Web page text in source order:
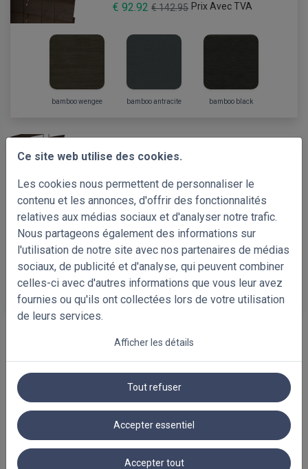
Ce site web utilise des cookies.
Les cookies nous permettent de personnaliser le
contenu et les annonces, d'offrir des fonctionnalités
relatives aux médias sociaux et d'analyser notre trafic.
Nous partageons également des informations sur
l'utilisation de notre site avec nos partenaires de médias
sociaux, de publicité et d'analyse, qui peuvent combiner
celles-ci avec d'autres informations que vous leur avez
fournies ou qu'ils ont collectées lors de votre utilisation
de leurs services.
Afficher les détails
Tout refuser
Accepter essentiel
Accepter tout
€ 92.92€ 142.95 Prix Avec TVA
bamboo wengee bamboo antracite bamboo black
-35% Bestseller
500 x 1000mm
€ 86.72€ 133.41 Prix Avec TVA
bamboo wengee bamboo antracite bamboo black